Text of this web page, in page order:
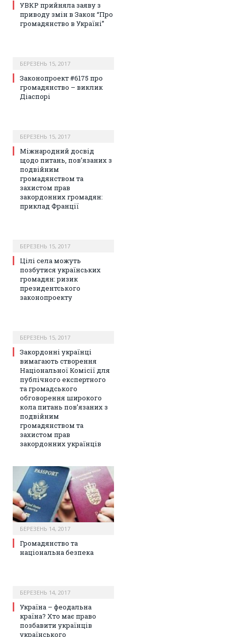
УВКР прийняла заяву з
приводу змін в Закон “Про
громадянство в Україні”
БЕРЕЗЕНЬ 15, 2017
Законопроект #6175 про
громадянство – виклик
Діаспорі
БЕРЕЗЕНЬ 15, 2017
Mіжнародний досвід
щодо питань, пов’язаних з
подвійним
громадянством та
захистом прав
закордонних громадян:
приклад Франції
БЕРЕЗЕНЬ 15, 2017
Цілі села можуть
позбутися українських
громадян: ризик
президентського
законопроекту
БЕРЕЗЕНЬ 15, 2017
Закордонні українці
вимагають створення
Національної Комісії для
публічного експертного
та громадського
обговорення широкого
кола питань пов’язаних з
подвійним
громадянством та
захистом прав
закордонних українців
БЕРЕЗЕНЬ 14, 2017
Громадянство та
національна безпека
БЕРЕЗЕНЬ 14, 2017
Україна – феодальна
країна? Хто має право
позбавити українців
українського